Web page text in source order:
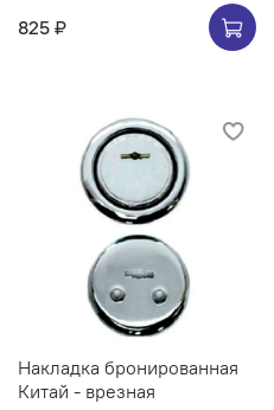
825 ₽
Накладка бронированная
Китай - врезная